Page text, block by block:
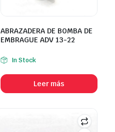
ABRAZADERA DE BOMBA DE
EMBRAGUE ADV 13-22
In Stock
Leer más